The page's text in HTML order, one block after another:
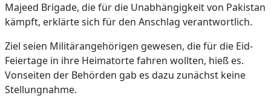
Majeed Brigade, die für die Unabhängigkeit von Pakistan
kämpft, erklärte sich für den Anschlag verantwortlich.
Ziel seien Militärangehörigen gewesen, die für die Eid-
Feiertage in ihre Heimatorte fahren wollten, hieß es.
Vonseiten der Behörden gab es dazu zunächst keine
Stellungnahme.